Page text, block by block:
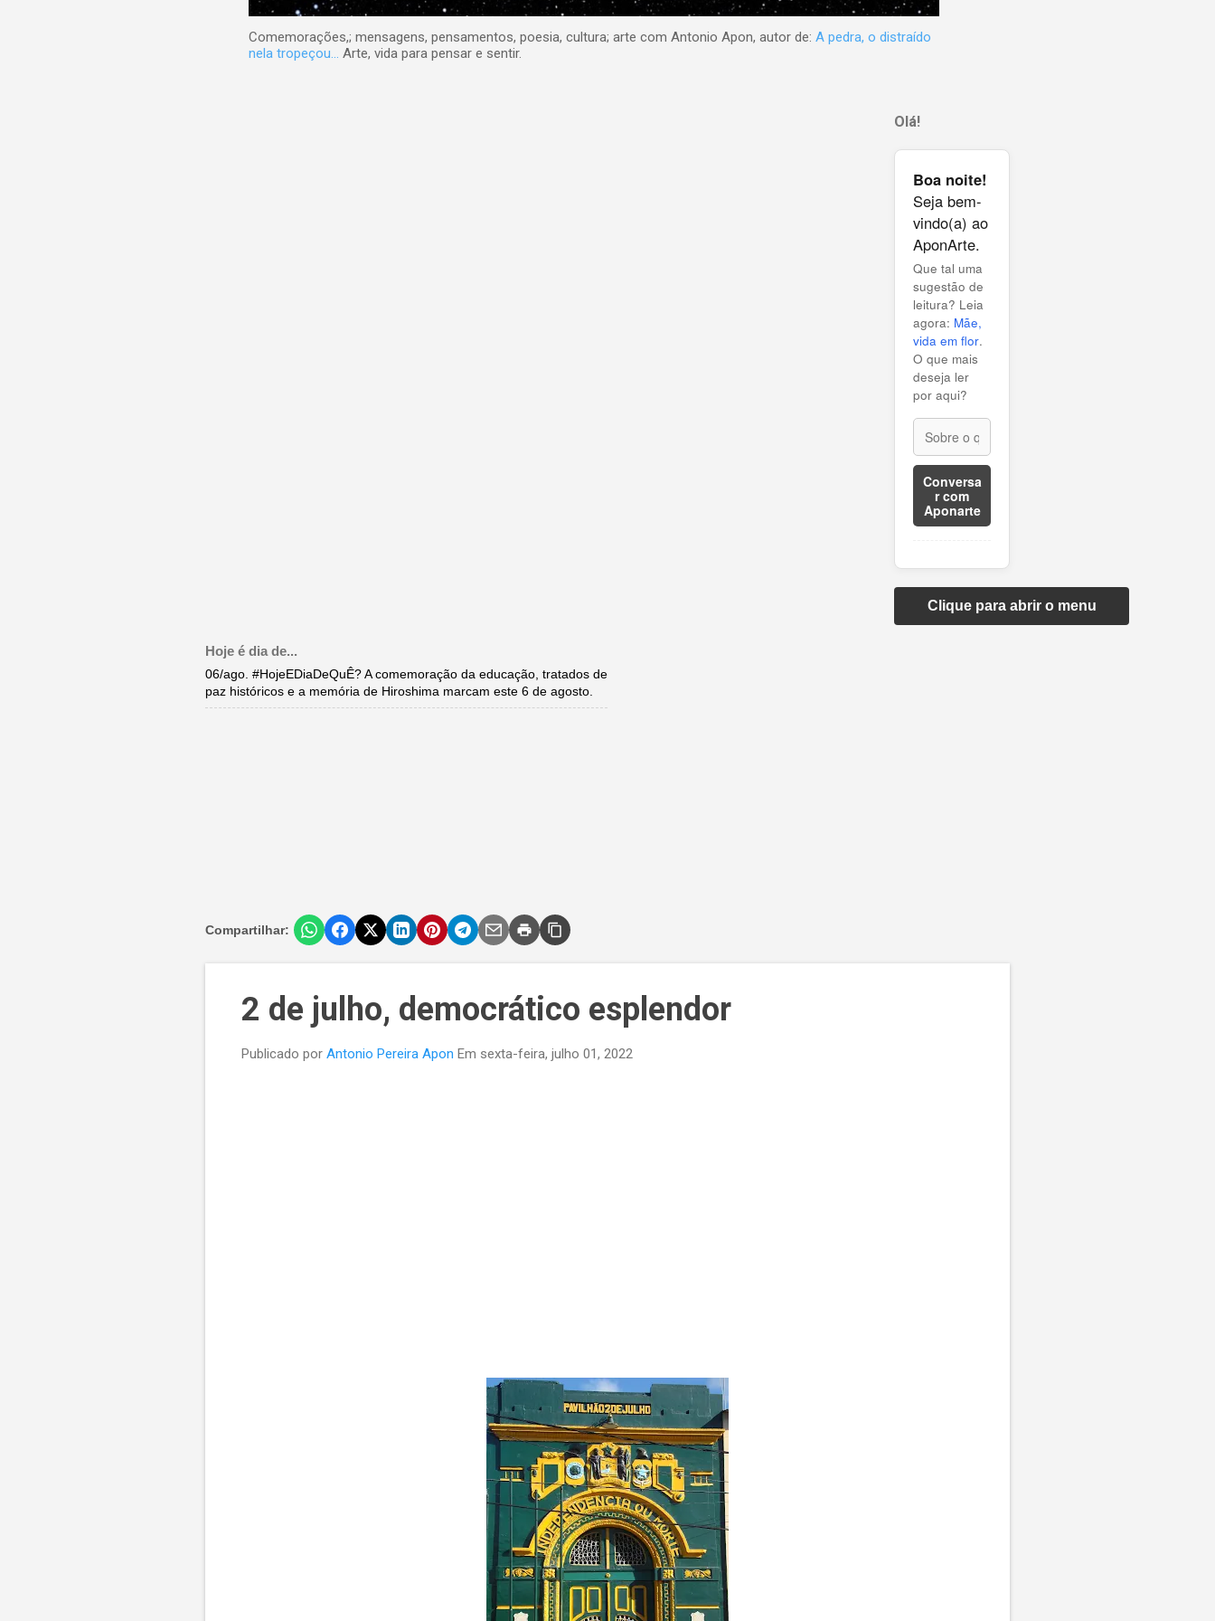
Comemorações,; mensagens, pensamentos, poesia, cultura; arte com Antonio Apon, autor de: A pedra, o distraído
nela tropeçou... Arte, vida para pensar e sentir.
Olá!
Boa noite!
Seja bem-
vindo(a) ao
AponArte.
Que tal uma
sugestão de
leitura? Leia
agora: Mãe,
vida em flor.
O que mais
deseja ler
por aqui?
Conversa
r com
Aponarte
Clique para abrir o menu
Hoje é dia de...
06/ago. #HojeEDiaDeQuÊ? A comemoração da educação, tratados de
paz históricos e a memória de Hiroshima marcam este 6 de agosto.
Compartilhar:
2 de julho, democrático esplendor
Publicado por Antonio Pereira Apon Em sexta-feira, julho 01, 2022